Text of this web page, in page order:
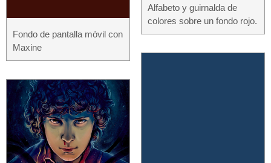
Fondo de pantalla móvil con
Maxine
Alfabeto y guirnalda de
colores sobre un fondo rojo.